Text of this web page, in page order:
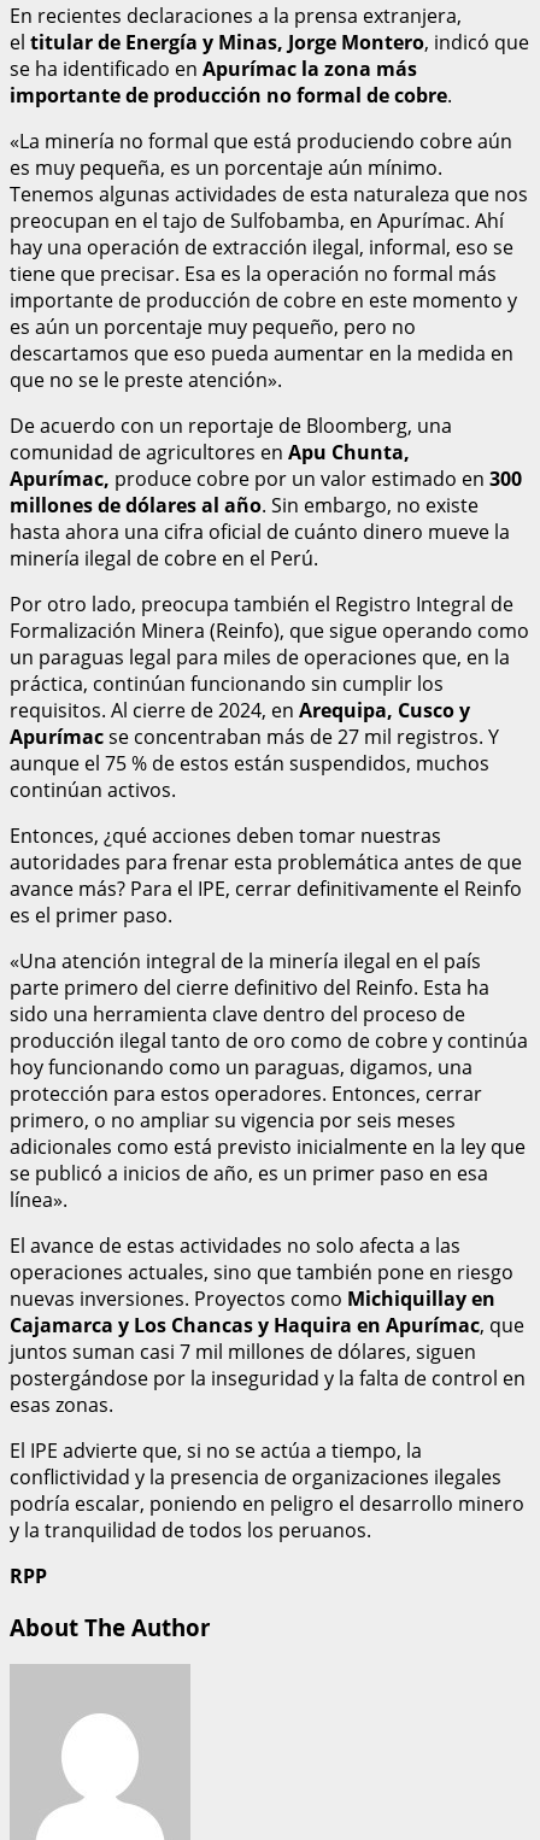
En recientes declaraciones a la prensa extranjera,
el titular de Energía y Minas, Jorge Montero, indicó que
se ha identificado en Apurímac la zona más
importante de producción no formal de cobre.
«La minería no formal que está produciendo cobre aún
es muy pequeña, es un porcentaje aún mínimo.
Tenemos algunas actividades de esta naturaleza que nos
preocupan en el tajo de Sulfobamba, en Apurímac. Ahí
hay una operación de extracción ilegal, informal, eso se
tiene que precisar. Esa es la operación no formal más
importante de producción de cobre en este momento y
es aún un porcentaje muy pequeño, pero no
descartamos que eso pueda aumentar en la medida en
que no se le preste atención».
De acuerdo con un reportaje de Bloomberg, una
comunidad de agricultores en Apu Chunta,
Apurímac, produce cobre por un valor estimado en 300
millones de dólares al año. Sin embargo, no existe
hasta ahora una cifra oficial de cuánto dinero mueve la
minería ilegal de cobre en el Perú.
Por otro lado, preocupa también el Registro Integral de
Formalización Minera (Reinfo), que sigue operando como
un paraguas legal para miles de operaciones que, en la
práctica, continúan funcionando sin cumplir los
requisitos. Al cierre de 2024, en Arequipa, Cusco y
Apurímacse concentraban más de 27 mil registros. Y
aunque el 75 % de estos están suspendidos, muchos
continúan activos.
Entonces, ¿qué acciones deben tomar nuestras
autoridades para frenar esta problemática antes de que
avance más? Para el IPE, cerrar definitivamente el Reinfo
es el primer paso.
«Una atención integral de la minería ilegal en el país
parte primero del cierre definitivo del Reinfo. Esta ha
sido una herramienta clave dentro del proceso de
producción ilegal tanto de oro como de cobre y continúa
hoy funcionando como un paraguas, digamos, una
protección para estos operadores. Entonces, cerrar
primero, o no ampliar su vigencia por seis meses
adicionales como está previsto inicialmente en la ley que
se publicó a inicios de año, es un primer paso en esa
línea».
El avance de estas actividades no solo afecta a las
operaciones actuales, sino que también pone en riesgo
nuevas inversiones. Proyectos como Michiquillay en
Cajamarca y Los Chancas y Haquira en Apurímac, que
juntos suman casi 7 mil millones de dólares, siguen
postergándose por la inseguridad y la falta de control en
esas zonas.
El IPE advierte que, si no se actúa a tiempo, la
conflictividad y la presencia de organizaciones ilegales
podría escalar, poniendo en peligro el desarrollo minero
y la tranquilidad de todos los peruanos.
RPP
About The Author